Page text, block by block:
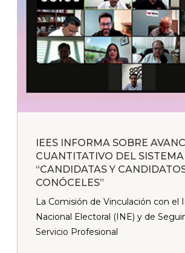
IEES INFORMA SOBRE
CUANTITATIVO DEL SISTEMA
“CANDIDATAS Y
CONÓCELES”
La Comisión de Vinculación con el
Nacional Electoral (INE) y de
Servicio Profesional